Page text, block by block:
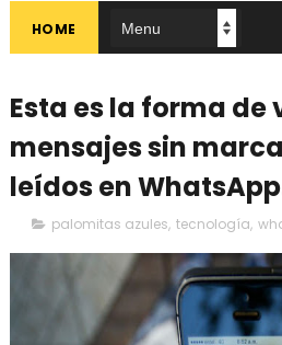
HOME
Esta es la forma de
mensajes sin
leídos en
palomitas azules, tecnología,